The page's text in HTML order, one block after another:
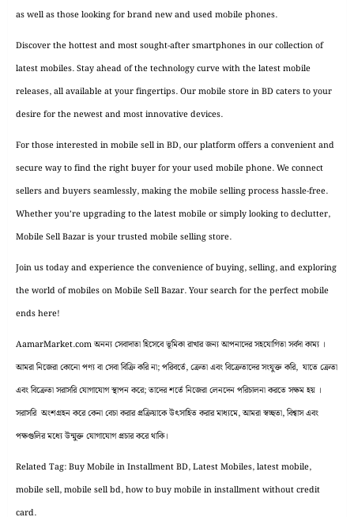
as well as those looking for brand new and used mobile phones.
Discover the hottest and most sought-after smartphones in our collection of
latest mobiles. Stay ahead of the technology curve with the latest mobile
releases, all available at your fingertips. Our mobile store in BD caters to your
desire for the newest and most innovative devices.
For those interested in mobile sell in BD, our platform offers a convenient and
secure way to find the right buyer for your used mobile phone. We connect
sellers and buyers seamlessly, making the mobile selling process hassle-free.
Whether you’re upgrading to the latest mobile or simply looking to declutter,
Mobile Sell Bazar is your trusted mobile selling store.
Join us today and experience the convenience of buying, selling, and exploring
the world of mobiles on Mobile Sell Bazar. Your search for the perfect mobile
ends here!
AamarMarket.com অনন্য সেবাদাতা হিসেবে ভূমিকা রাখার জন্য আপনাদের সহযোগিতা সর্বদা কাম্য ।
আমরা নিজেরা কোনো পণ্য বা সেবা বিক্রি করি না; পরিবর্তে, ক্রেতা এবং বিক্রেতাদের সংযুক্ত করি, যাতে ক্রেতা
এবং বিক্রেতা সরাসরি যোগাযোগ স্থাপন করে; তাদের শর্তে নিজেরা লেনদেন পরিচালনা করতে সক্ষম হয় ।
সরাসরি অংশগ্রহন করে কেনা বেচা করার প্রক্রিয়াকে উৎসাহিত করার মাধ্যমে, আমরা স্বচ্ছতা, বিশ্বাস এবং
পক্ষগুলির মধ্যে উন্মুক্ত যোগাযোগ প্রচার করে থাকি।
Related Tag: Buy Mobile in Installment BD, Latest Mobiles, latest mobile,
mobile sell, mobile sell bd, how to buy mobile in installment without credit
card.